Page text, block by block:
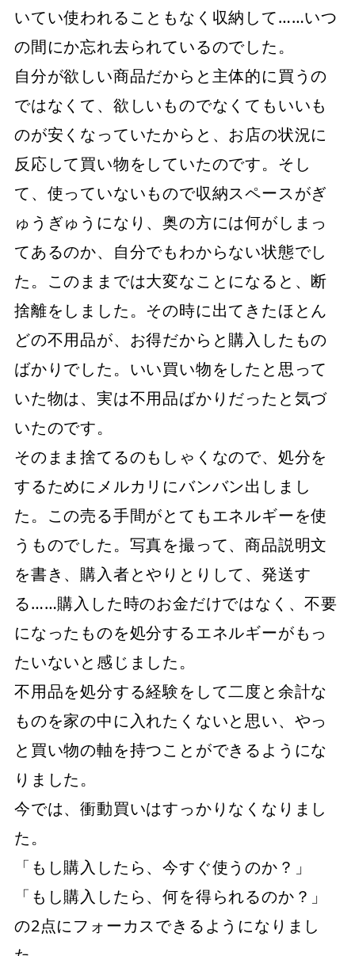
いてい使われることもなく収納して……いつ
の間にか忘れ去られているのでした。
自分が欲しい商品だからと主体的に買うの
ではなくて、欲しいものでなくてもいいも
のが安くなっていたからと、お店の状況に
反応して買い物をしていたのです。そし
て、使っていないもので収納スペースがぎ
ゅうぎゅうになり、奥の方には何がしまっ
てあるのか、自分でもわからない状態でし
た。このままでは大変なことになると、断
捨離をしました。その時に出てきたほとん
どの不用品が、お得だからと購入したもの
ばかりでした。いい買い物をしたと思って
いた物は、実は不用品ばかりだったと気づ
いたのです。
そのまま捨てるのもしゃくなので、処分を
するためにメルカリにバンバン出しまし
た。この売る手間がとてもエネルギーを使
うものでした。写真を撮って、商品説明文
を書き、購入者とやりとりして、発送す
る……購入した時のお金だけではなく、不要
になったものを処分するエネルギーがもっ
たいないと感じました。
不用品を処分する経験をして二度と余計な
ものを家の中に入れたくないと思い、やっ
と買い物の軸を持つことができるようにな
りました。
今では、衝動買いはすっかりなくなりまし
た。
「もし購入したら、今すぐ使うのか？」
「もし購入したら、何を得られるのか？」
の2点にフォーカスできるようになりまし